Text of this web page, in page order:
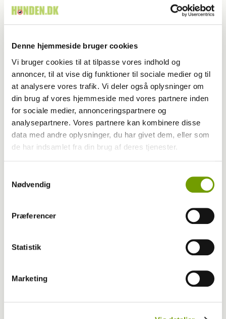
Denne hjemmeside bruger cookies
Vi bruger cookies til at tilpasse vores indhold og
annoncer, til at vise dig funktioner til sociale medier og til
at analysere vores trafik. Vi deler også oplysninger om
din brug af vores hjemmeside med vores partnere inden
for sociale medier, annonceringspartnere og
analysepartnere. Vores partnere kan kombinere disse
data med andre oplysninger, du har givet dem, eller som
de har indsamlet fra din brug af deres tjenester.
Nødvendig
Præferencer
Statistik
Marketing
mennesker
Fagligt
Ny forskning om hundens tilblivelse